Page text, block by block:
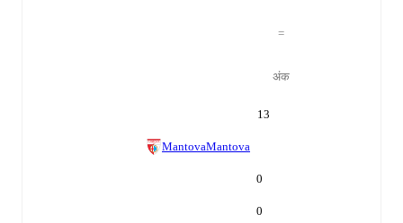
=
अंक
13
MantovaMantova
0
0